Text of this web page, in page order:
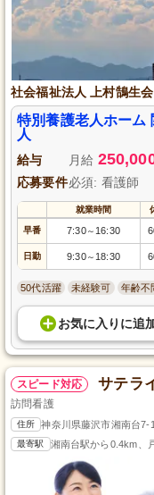
社会福祉法人 上村鵠生会
特別養護老人ホーム
人
給与 月給
応募要件必須: 看護師
就業時間
早番 7:30～ 16:30
日勤 9:30～ 18:30
50代活躍 未経験可 年齢不
お気に入り に追
スピード対応 サテラ
訪問看護
住所 神奈川県藤沢市湘南台
最寄駅 湘南台駅から0.4km、